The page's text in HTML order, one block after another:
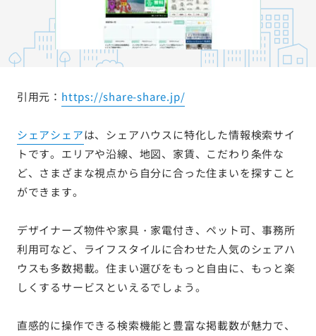
引用元： https://share-share.jp/
シェアシェアは、シェアハウスに特化した情報検索サイ
トです。エリアや沿線、地図、家賃、こだわり条件な
ど、さまざまな視点から自分に合った住まいを探すこと
ができます。
デザイナーズ物件や家具・家電付き、ペット可、事務所
利用可など、ライフスタイルに合わせた人気のシェアハ
ウスも多数掲載。住まい選びをもっと自由に、もっと楽
しくするサービスといえるでしょう。
直感的に操作できる検索機能と豊富な掲載数が魅力で、